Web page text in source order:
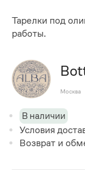
Тарелки под
работы.
Москва
В наличии
Условия
Возврат и